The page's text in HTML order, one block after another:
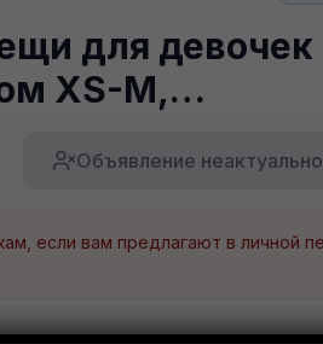
для девочек
XS-M,…
Объявление неактуально